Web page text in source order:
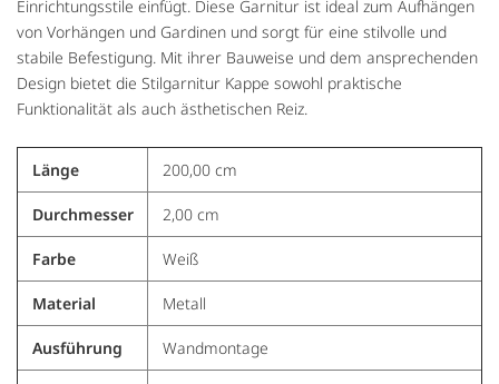
Einrichtungsstile einfügt. Diese Garnitur ist ideal zum Aufhängen
von Vorhängen und Gardinen und sorgt für eine stilvolle und
stabile Befestigung. Mit ihrer Bauweise und dem ansprechenden
Design bietet die Stilgarnitur Kappe sowohl praktische
Funktionalität als auch ästhetischen Reiz.
Länge 200,00 cm
Durchmesser 2,00 cm
Farbe Weiß
Material Metall
Ausführung Wandmontage